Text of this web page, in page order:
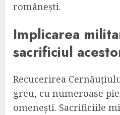
românești.
Implicarea
sacrificiul
Recucerirea
greu, cu numeroase
omenești. Sacrificiile